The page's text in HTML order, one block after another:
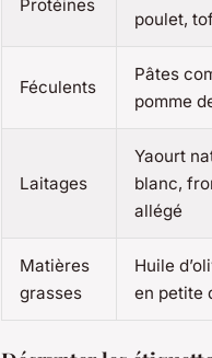
Protéines
poulet,
Féculents
Pâtes
pomme
Laitages
Yaourt
blanc,
allégé
Matières
grasses
Huile
en petite